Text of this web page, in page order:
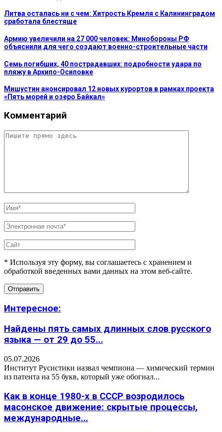
Литва осталась ни с чем: Хитрость Кремля с Калининградом
сработала блестяще
Армию увеличили на 27 000 человек: Минобороны РФ
объяснили для чего создают военно-строительные части
Семь погибших, 40 пострадавших: подробности удара по
пляжу в Архипо-Осиповке
Мишустин анонсировал 12 новых курортов в рамках проекта
«Пять морей и озеро Байкал»
Комментарий
* Используя эту форму, вы соглашаетесь с хранением и
обработкой введенных вами данных на этом веб-сайте.
Интересное:
Найдены пять самых длинных слов русского
языка — от 29 до 55...
05.07.2026
Институт Русистики назвал чемпиона — химический термин
из патента на 55 букв, который уже обогнал...
Как в конце 1980-х в СССР возродилось
масонское движение: скрытые процессы,
международные...